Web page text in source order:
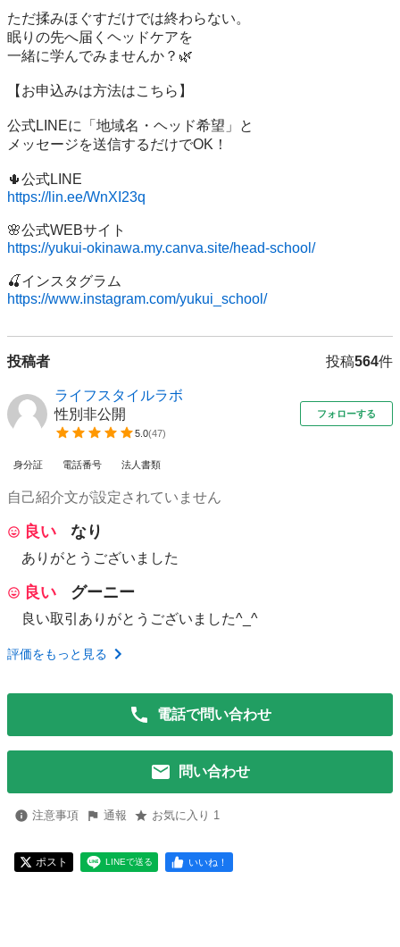
ただ揉みほぐすだけでは終わらない。
眠りの先へ届くヘッドケアを
一緒に学んでみませんか？🌿
【お申込みは方法はこちら】
公式LINEに「地域名・ヘッド希望」と
メッセージを送信するだけでOK！
https://lin.ee/WnXI23q
https://yukui-okinawa.my.canva.site/head-school/
https://www.instagram.com/yukui_school/
投稿者 投稿564件
ライフスタイルラボ
性別非公開
5.0(47)
フォローする
身分証 電話番号 法人書類
自己紹介文が設定されていません
良い なり
ありがとうございました
良い グーニー
良い取引ありがとうございました^_^
評価をもっと見る
電話で問い合わせ
問い合わせ
注意事項 通報 お気に入り 1
ポスト LINEで送る いいね！